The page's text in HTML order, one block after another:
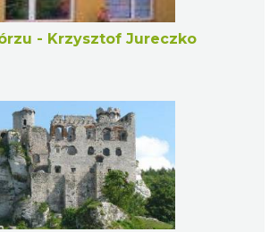
- Krzysztof Jureczko